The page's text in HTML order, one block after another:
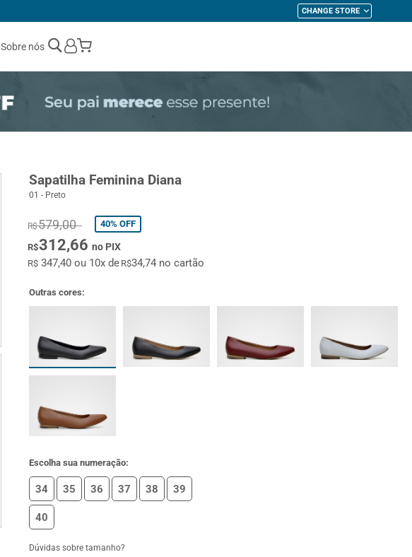
CHANGE STORE
Sobre nós
My Cart
Sapatilha Feminina Diana
01 - Preto
R$579,00 40% OFF
R$312,66no PIX
R$ 347,40 ou 10x deR$34,74 no cartão
Outras cores:
Escolha sua numeração:
34 35 36 37 38 39
40
Dúvidas sobre tamanho?